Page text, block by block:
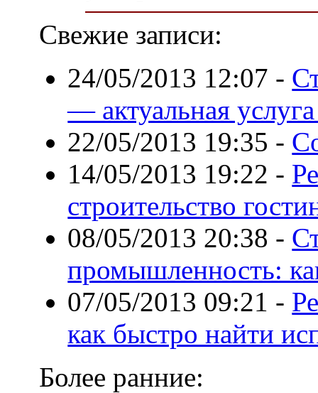
Свежие записи:
24/05/2013 12:07 -
— актуальная
22/05/2013 19:35 -
14/05/2013 19:22 -
строительство
08/05/2013 20:38 -
промышленность:
07/05/2013 09:21 -
как быстро найти
Более ранние: